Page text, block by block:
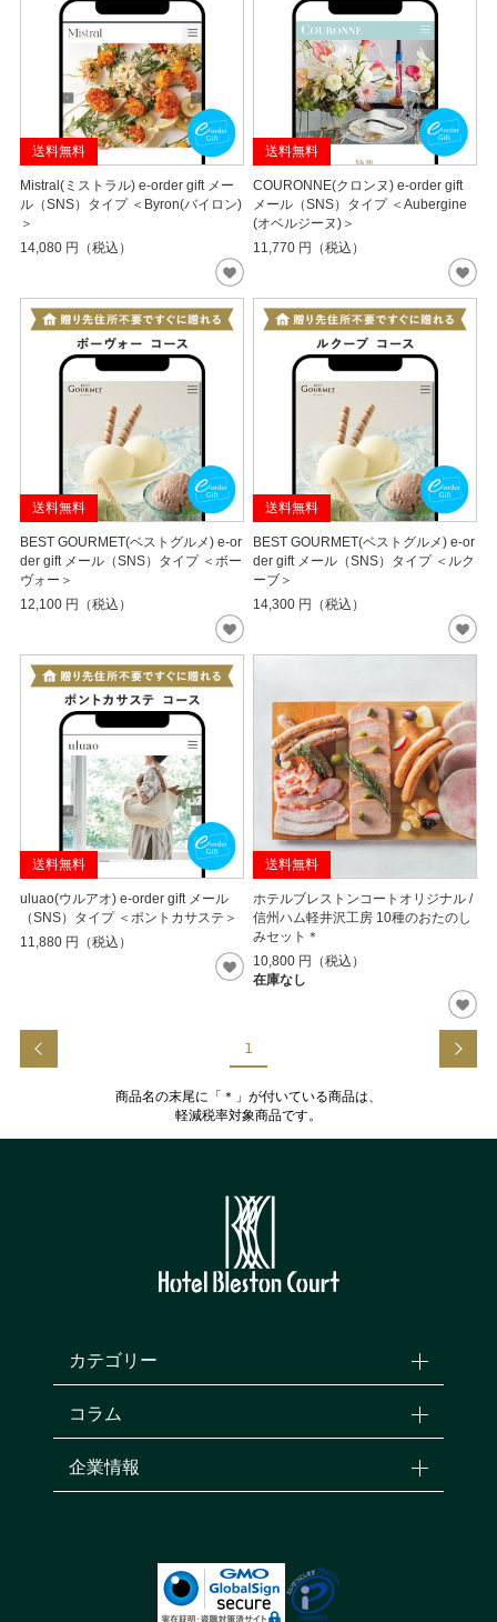
送料無料
Mistral(ミストラル) e-order gift メー
ル（SNS）タイプ ＜Byron(バイロン)
＞
14,080 円（税込）
送料無料
COURONNE(クロンヌ) e-order gift
メール（SNS）タイプ ＜Aubergine
(オベルジーヌ)＞
11,770 円（税込）
送料無料
BEST GOURMET(ベストグルメ) e-or
der gift メール（SNS）タイプ ＜ボー
ヴォー＞
12,100 円（税込）
送料無料
BEST GOURMET(ベストグルメ) e-or
der gift メール（SNS）タイプ ＜ルク
ーブ＞
14,300 円（税込）
送料無料
uluao(ウルアオ) e-order gift メール
（SNS）タイプ ＜ポントカサステ＞
11,880 円（税込）
送料無料
ホテルブレストンコートオリジナル /
信州ハム軽井沢工房 10種のおたのし
みセット＊
10,800 円（税込）
在庫なし
1
商品名の末尾に「＊」が付いている商品は、
軽減税率対象商品です。
カテゴリー
コラム
企業情報